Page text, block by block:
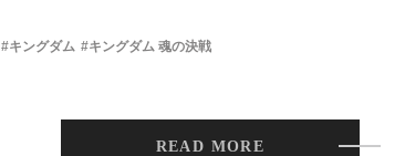
#キングダム #キングダム 魂の決戦
READ MORE